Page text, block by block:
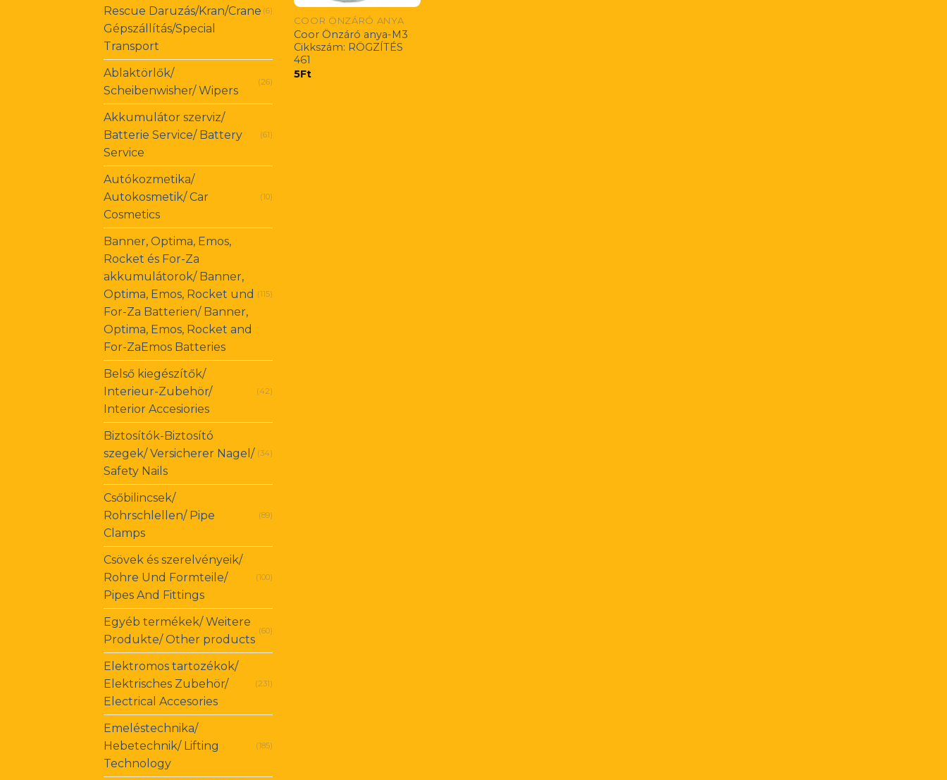
Rescue Daruzás/Kran/Crane
Gépszállítás/Special
Transport
(6)
Ablaktörlők/
Scheibenwisher/ Wipers
(26)
Akkumulátor szerviz/
Batterie Service/ Battery
Service
(61)
Autókozmetika/
Autokosmetik/ Car
Cosmetics
(10)
Banner, Optima, Emos,
Rocket és For-Za
akkumulátorok/ Banner,
Optima, Emos, Rocket und
For-Za Batterien/ Banner,
Optima, Emos, Rocket and
For-ZaEmos Batteries
(115)
Belső kiegészítők/
Interieur-Zubehör/
Interior Accesiories
(42)
Biztosítók-Biztosító
szegek/ Versicherer Nagel/
Safety Nails
(34)
Csőbilincsek/
Rohrschlellen/ Pipe
Clamps
(89)
Csövek és szerelvényeik/
Rohre Und Formteile/
Pipes And Fittings
(100)
Egyéb termékek/ Weitere
Produkte/ Other products
(60)
Elektromos tartozékok/
Elektrisches Zubehör/
Electrical Accesories
(231)
Emeléstechnika/
Hebetechnik/ Lifting
Technology
(185)
COOR ÖNZÁRÓ ANYA
Coor Önzáró anya-M3
Cikkszám: RÖGZÍTÉS
461
5Ft